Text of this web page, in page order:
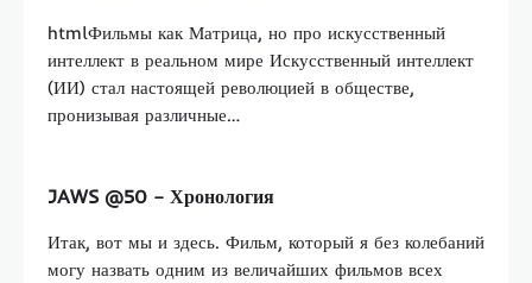
htmlФильмы как Матрица, но про искусственный
интеллект в реальном мире Искусственный интеллект
(ИИ) стал настоящей революцией в обществе,
пронизывая различные…
JAWS @50 – Хронология
Итак, вот мы и здесь. Фильм, который я без колебаний
могу назвать одним из величайших фильмов всех